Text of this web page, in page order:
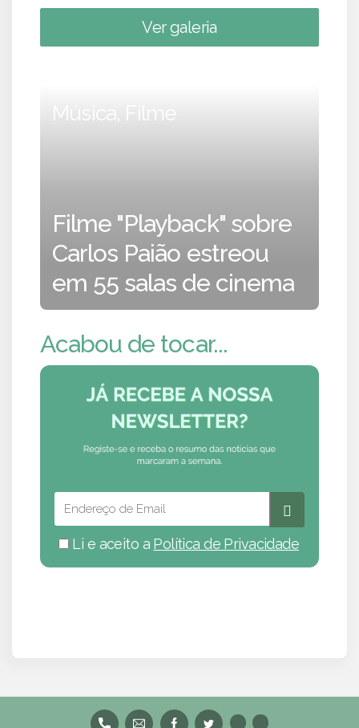
Ver galeria
Música, Filme
Filme "Playback" sobre
Carlos Paião estreou
em 55 salas de cinema
Acabou de tocar...
Li e aceito a Política de Privacidade